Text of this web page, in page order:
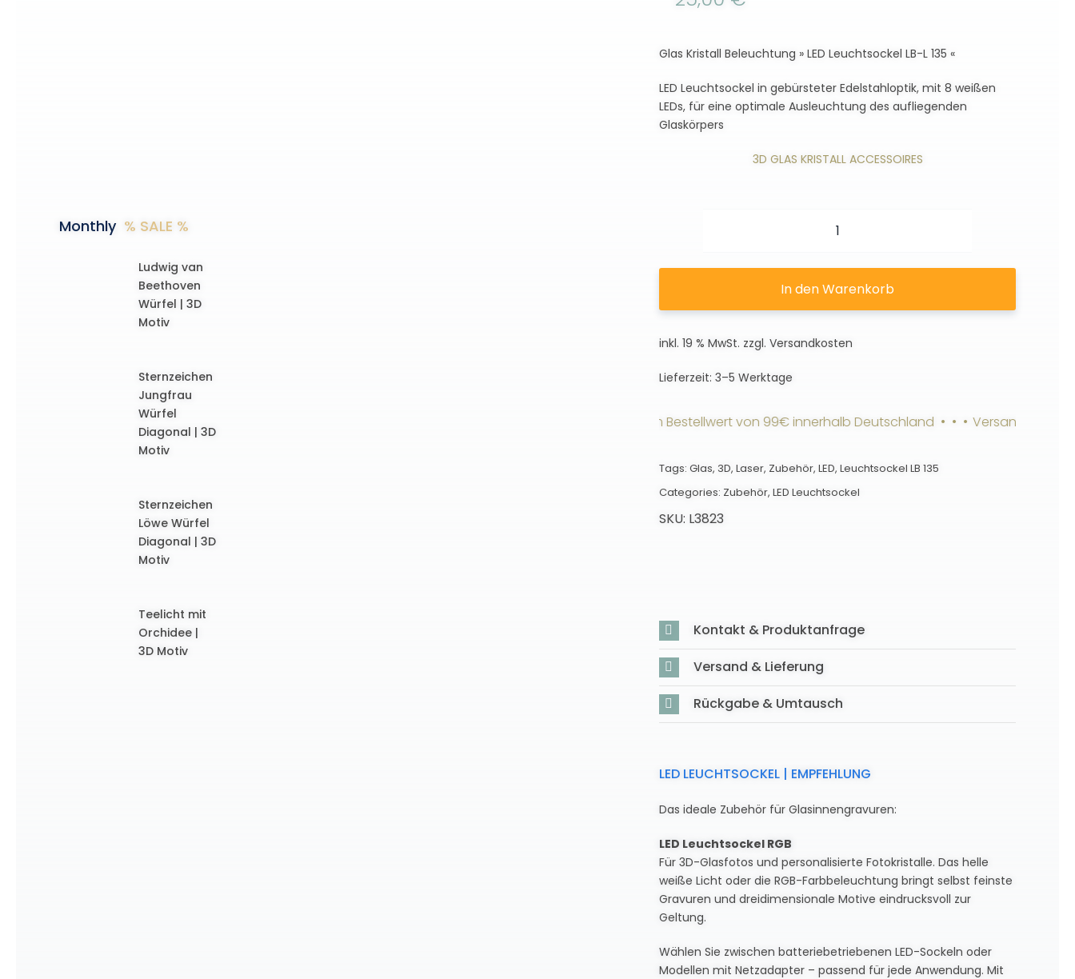
Monthly % SALE %
Ludwig van
Beethoven
Würfel | 3D
Motiv
Sternzeichen
Jungfrau
Würfel
Diagonal | 3D
Motiv
Sternzeichen
Löwe Würfel
Diagonal | 3D
Motiv
Teelicht mit
Orchidee |
3D Motiv
Glas Kristall Beleuchtung » LED Leuchtsockel LB-L 135 «
LED Leuchtsockel in gebürsteter Edelstahloptik, mit 8 weißen
LEDs, für eine optimale Ausleuchtung des aufliegenden
Glaskörpers
3D GLAS KRISTALL ACCESSOIRES
LED
LB-
Menge
In den Warenkorb
inkl. 19 % MwSt. zzgl. Versandkosten
Lieferzeit: 3–5 Werktage
Versandkostenfrei ab einem Bestellwert von 99€ innerhalb Deutschland • • • Versandkostenfrei
Tags: Glas, 3D, Laser, Zubehör, LED, Leuchtsockel LB 135
Categories: Zubehör, LED Leuchtsockel
SKU: L3823
Kontakt & Produktanfrage
Versand & Lieferung
Rückgabe & Umtausch
LED LEUCHTSOCKEL | EMPFEHLUNG
Das ideale Zubehör für Glasinnengravuren:
LED Leuchtsockel RGB
Für 3D-Glasfotos und personalisierte Fotokristalle. Das helle
weiße Licht oder die RGB-Farbbeleuchtung bringt selbst feinste
Gravuren und dreidimensionale Motive eindrucksvoll zur
Geltung.
Wählen Sie zwischen batteriebetriebenen LED-Sockeln oder
Modellen mit Netzadapter – passend für jede Anwendung. Mit